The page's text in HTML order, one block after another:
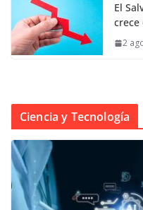
El
crece
2
Ciencia y Tecnología